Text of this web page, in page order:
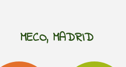
MECO, MADRID